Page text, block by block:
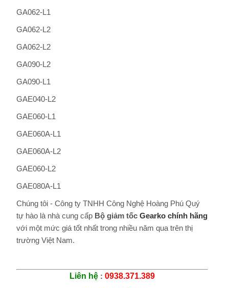
GA062-L1
GA062-L2
GA062-L2
GA090-L2
GA090-L1
GAE040-L2
GAE060-L1
GAE060A-L1
GAE060A-L2
GAE060-L2
GAE080A-L1
Chúng tôi - Công ty TNHH Công Nghệ Hoàng Phú Quý
tự hào là nhà cung cấp Bộ giảm tốc Gearko chính hãng
với một mức giá tốt nhất trong nhiều năm qua trên thị
trường Việt Nam.
Liên hệ: 0938.371.389